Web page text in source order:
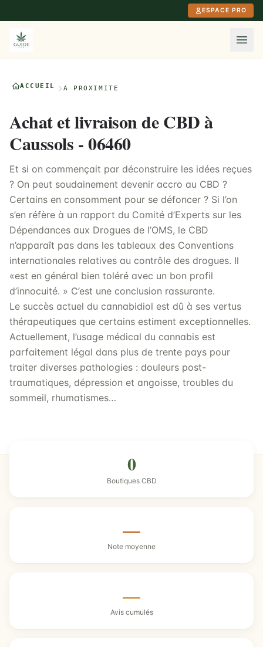
ESPACE PRO
ACCUEIL À PROXIMITÉ
Achat et livraison de CBD à
Caussols - 06460
Et si on commençait par déconstruire les idées reçues
? On peut soudainement devenir accro au CBD ?
Certains en consomment pour se défoncer ? Si l’on
s’en réfère à un rapport du Comité d’Experts sur les
Dépendances aux Drogues de l’OMS, le CBD
n’apparaît pas dans les tableaux des Conventions
internationales relatives au contrôle des drogues. Il
«est en général bien toléré avec un bon profil
d’innocuité. » C’est une conclusion rassurante.
Le succès actuel du cannabidiol est dû à ses vertus
thérapeutiques que certains estiment exceptionnelles.
Actuellement, l’usage médical du cannabis est
parfaitement légal dans plus de trente pays pour
traiter diverses pathologies : douleurs post-
traumatiques, dépression et angoisse, troubles du
sommeil, rhumatismes…
0
Boutiques CBD
—
Note moyenne
—
Avis cumulés